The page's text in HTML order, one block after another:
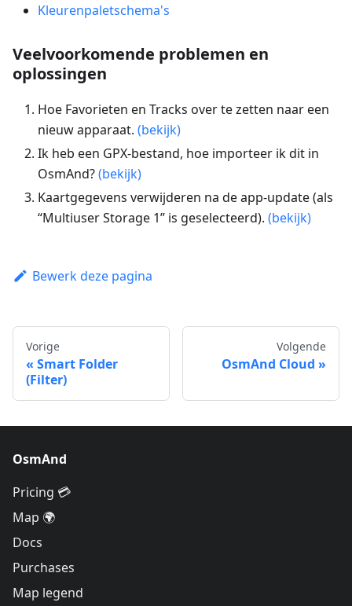
Kleurenpaletschema's
Veelvoorkomende problemen en
oplossingen
Hoe Favorieten en Tracks over te zetten naar een
nieuw apparaat. (bekijk)
Ik heb een GPX-bestand, hoe importeer ik dit in
OsmAnd?(bekijk)
Kaartgegevens verwijderen na de app-update (als
“Multiuser Storage 1” is geselecteerd). (bekijk)
Bewerk deze pagina
Vorige
Smart Folder
(Filter)
Volgende
OsmAnd Cloud
OsmAnd
Pricing 💳
Map 🌍
Docs
Purchases
Map legend